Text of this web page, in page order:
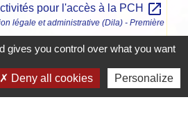
pour l'accès à la PCH open_in_new
légale et administrative (Dila) - Première
du handicap - Version
(Falc)open_in_new
pour l'autonomie (CNSA)
gives you control over what you want
Deny all cookies Personalize